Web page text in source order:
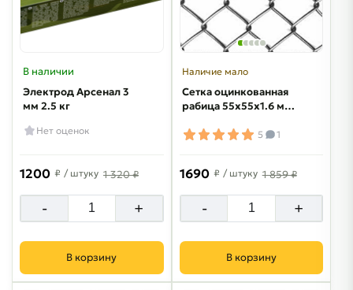
В наличии
Электрод Арсенал 3
мм 2.5 кг
Нет оценок
1200 ₽ / штуку 1 320 ₽
- +
В корзину
Наличие мало
Сетка оцинкованная
рабица 55х55х1.6 мм
5 1
1690 ₽ / штуку 1 859 ₽
- +
В корзину